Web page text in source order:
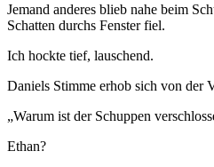
Jemand anderes blieb nahe beim
Schatten durchs Fenster fiel.
Ich hockte tief, lauschend.
Daniels Stimme erhob sich von der
„Warum ist der Schuppen
Ethan?